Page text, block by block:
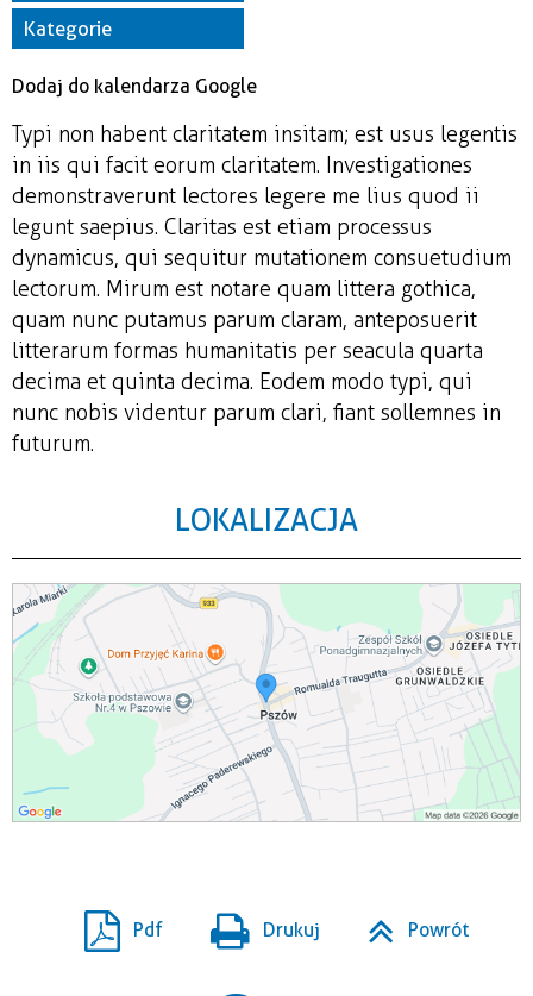
Organizator
Kategorie
Dodaj do kalendarza Google
Typi non habent claritatem insitam; est usus legentis
in iis qui facit eorum claritatem. Investigationes
demonstraverunt lectores legere me lius quod ii
legunt saepius. Claritas est etiam processus
dynamicus, qui sequitur mutationem consuetudium
lectorum. Mirum est notare quam littera gothica,
quam nunc putamus parum claram, anteposuerit
litterarum formas humanitatis per seacula quarta
decima et quinta decima. Eodem modo typi, qui
nunc nobis videntur parum clari, fiant sollemnes in
futurum.
LOKALIZACJA
Pdf Drukuj Powrót